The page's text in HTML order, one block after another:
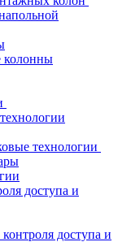
колонны
технологии
доступа и
доступа и